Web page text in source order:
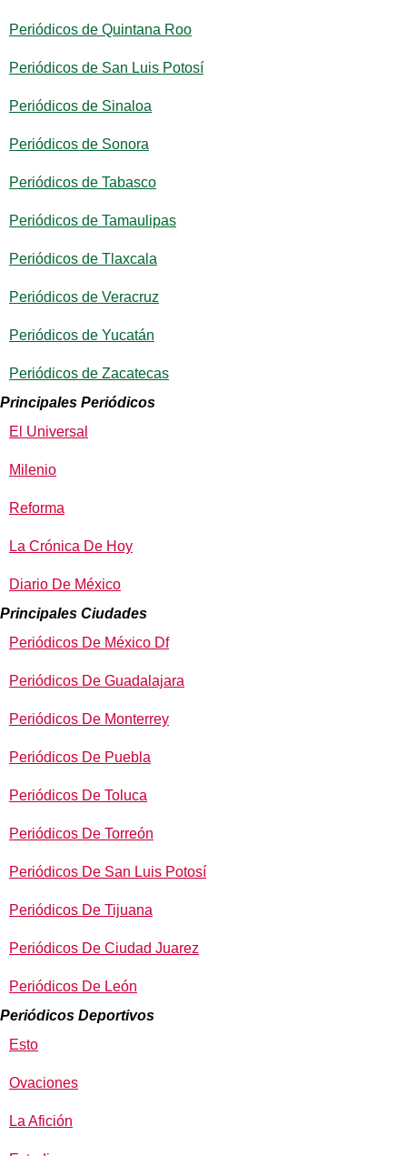
Periódicos de Quintana Roo
Periódicos de San Luis Potosí
Periódicos de Sinaloa
Periódicos de Sonora
Periódicos de Tabasco
Periódicos de Tamaulipas
Periódicos de Tlaxcala
Periódicos de Veracruz
Periódicos de Yucatán
Periódicos de Zacatecas
Principales Periódicos
El Universal
Milenio
Reforma
La Crónica De Hoy
Diario De México
Principales Ciudades
Periódicos De México Df
Periódicos De Guadalajara
Periódicos De Monterrey
Periódicos De Puebla
Periódicos De Toluca
Periódicos De Torreón
Periódicos De San Luis Potosí
Periódicos De Tijuana
Periódicos De Ciudad Juarez
Periódicos De León
Periódicos Deportivos
Esto
Ovaciones
La Afición